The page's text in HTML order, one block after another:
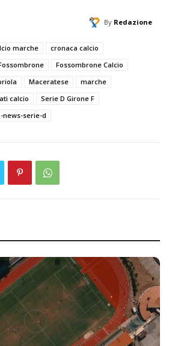
By Redazione
marche
cronaca calcio
Fossombrone Calcio
Maceratese
marche
calcio
Serie D Girone F
news-serie-d